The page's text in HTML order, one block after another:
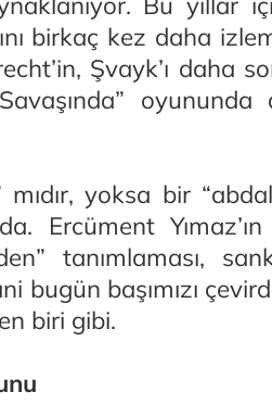
birkaç kez daha
Şvayk’ı daha
oyununda
yoksa bir
Ercüment
tanımlaması,
bugün başımızı
biri gibi.